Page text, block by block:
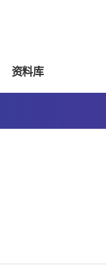
资料库